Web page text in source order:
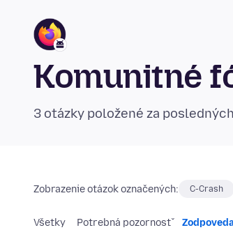
Komunitné
3 otázky položené za
Zobrazenie otázok označených: C-Crash
Všetky Potrebná pozornosť